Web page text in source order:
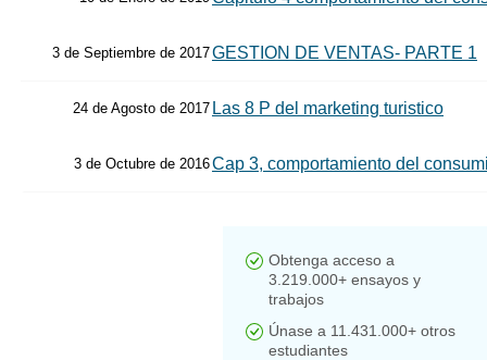
3 de Septiembre de 2017GESTION DE VENTAS- PARTE 1
24 de Agosto de 2017 Las 8 P del marketing turistico
3 de Octubre de 2016Cap 3, comportamiento del
Obtenga acceso a
3.219.000+ ensayos y
trabajos
Únase a 11.431.000+ otros
estudiantes